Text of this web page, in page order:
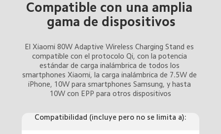
Compatible con una amplia
gama de dispositivos
El Xiaomi 80W Adaptive Wireless Charging Stand es
compatible con el protocolo Qi, con la potencia
estándar de carga inalámbrica de todos los
smartphones Xiaomi, la carga inalámbrica de 7.5W de
iPhone, 10W para smartphones Samsung, y hasta
10W con EPP para otros dispositivos
Compatibilidad (incluye pero no se limita a):